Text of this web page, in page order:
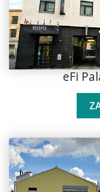
eFi